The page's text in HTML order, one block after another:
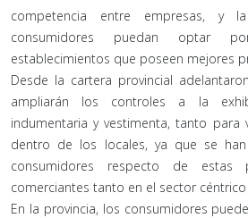
competencia entre empresas, y
consumidores puedan optar
establecimientos que poseen mejores
Desde la cartera provincial
ampliarán los controles a la
indumentaria y vestimenta, tanto para
dentro de los locales, ya que se
consumidores respecto de estas
comerciantes tanto en el sector
En la provincia, los consumidores